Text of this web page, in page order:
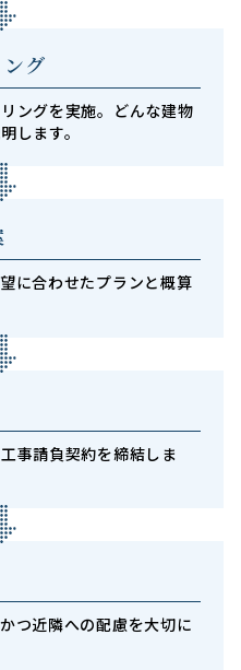
グ
ングを実施。どんな建物
します。
に合わせたプランと概算
事請負契約を締結しま
つ近隣への配慮を大切に